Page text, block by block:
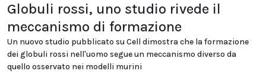
Globuli rossi, uno studio rivede il
meccanismo di formazione
Un nuovo studio pubblicato su Cell dimostra che la formazione
dei globuli rossi nell'uomo segue un meccanismo diverso da
quello osservato nei modelli murini